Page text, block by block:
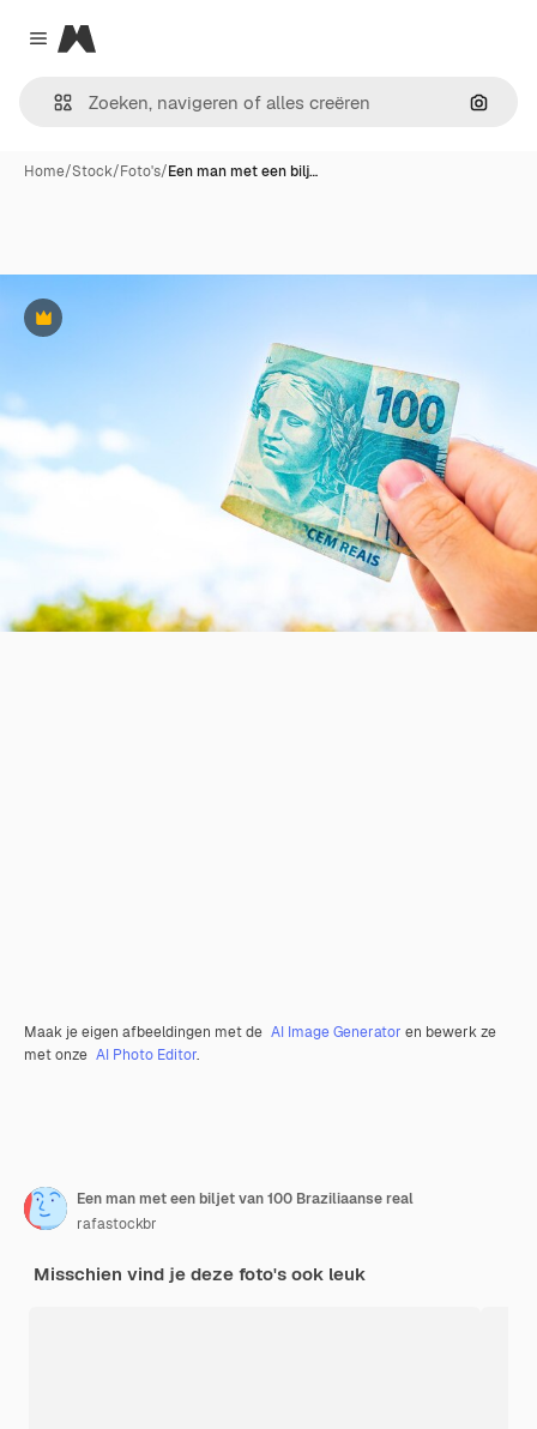
Close menu
Magnific
Home/Stock/Foto's/Een man met een bilj…
Premium
Maak je eigen afbeeldingen met de AI Image Generator en bewerk ze
met onze AI Photo Editor.
Een man met een biljet van 100 Braziliaanse real
rafastockbr
Misschien vind je deze foto's ook leuk